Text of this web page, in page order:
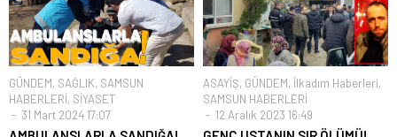
GÜNDEM, SAĞLIK, SAMSUN
HABERLERİ, SİYASET
31 Mart 2024 17:07
ASAYİŞ, GÜNDEM, İlkadım Haberleri,
SAMSUN HABERLERİ
12 Aralık 2023 16:49